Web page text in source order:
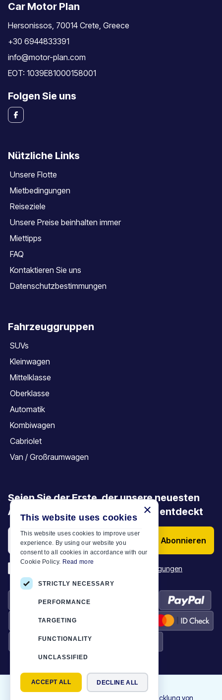
Car Motor Plan
Hersonissos, 70014 Crete, Greece
+30 6944833391
info@motor-plan.com
EOT: 1039E81000158001
Folgen Sie uns
Nützliche Links
Unsere Flotte
Mietbedingungen
Reiseziele
Unsere Preise beinhalten immer
Miettipps
FAQ
Kontaktieren Sie uns
Datenschutzbestimmungen
Fahrzeuggruppen
SUVs
Kleinwagen
Mittelklasse
Oberklasse
Automatik
Kombiwagen
Cabriolet
Van / Großraumwagen
Seien Sie der Erste, der unsere neuesten
Angebote, Aktionen und Artikel entdeckt
Abonnieren
Allgemeinen Geschäftsbedingungen
©2026
Alle Rechte vorbehalten. Design und Entwicklung von
×
This website uses cookies
This website uses cookies to improve user
experience. By using our website you
consent to all cookies in accordance with our
Cookie Policy. Read more
STRICTLY NECESSARY
PERFORMANCE
TARGETING
FUNCTIONALITY
UNCLASSIFIED
ACCEPT ALL DECLINE ALL